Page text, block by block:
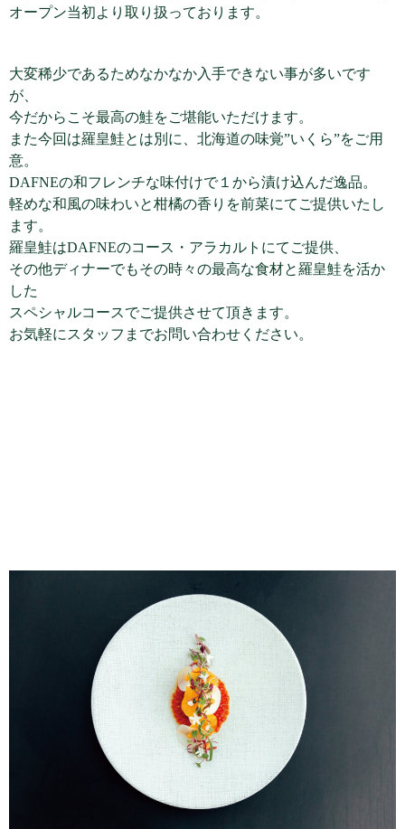
オープン当初より取り扱っております。
大変稀少であるためなかなか入手できない事が多いです
が、
今だからこそ最高の鮭をご堪能いただけます。
また今回は羅皇鮭とは別に、北海道の味覚”いくら”をご用
意。
DAFNEの和フレンチな味付けで１から漬け込んだ逸品。
軽めな和風の味わいと柑橘の香りを前菜にてご提供いたし
ます。
羅皇鮭はDAFNEのコース・アラカルトにてご提供、
その他ディナーでもその時々の最高な食材と羅皇鮭を活か
した
スペシャルコースでご提供させて頂きます。
お気軽にスタッフまでお問い合わせください。